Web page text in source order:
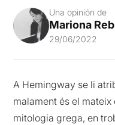
Una opinión de
Mariona
29/06/2022
A Hemingway se li
malament és el mateix
mitologia grega, en